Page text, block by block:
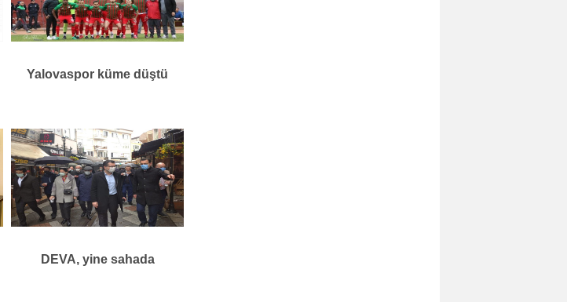
Yalovaspor küme düştü
DEVA, yine sahada